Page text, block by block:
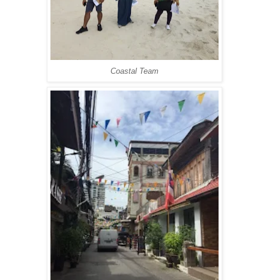
Coastal Team